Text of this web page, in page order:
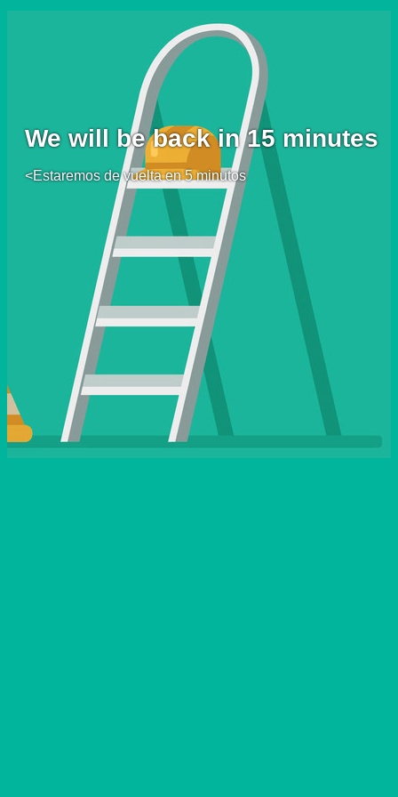
We will be back in 15 minutes
<Estaremos de vuelta en 5 minutos